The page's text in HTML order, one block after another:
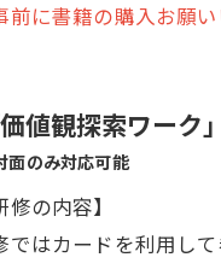
に書籍の購入お願い
価値観探索ワーク」
面のみ対応可能
修の内容】
ではカードを利用し